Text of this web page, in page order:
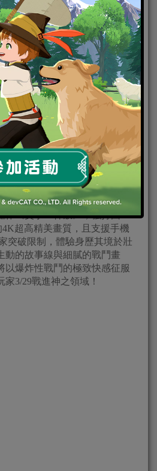
,事前登錄 手機遊戲,焦點新聞
現身 超萌現場激烈對戰人氣
、金旋風、小葵
度最夯跨平台MMORPG大作
人氣，海外第一站首選台灣正
使「時尚么怪GEmma 吳映潔」
、Lionheart Studio聯手打
作《奧丁：神叛》，強打由
超高精美畫質，且支援手機
突破限制，體驗身歷其境於壯
動的故事線與細膩的戰鬥畫
以爆炸性戰鬥的極致快感征服
3/29戰進神之領域！